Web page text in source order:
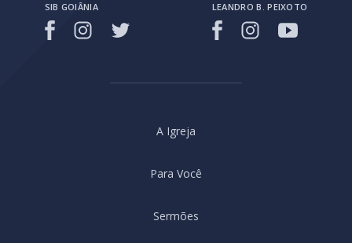
SIB GOIÂNIA LEANDRO B. PEIXOTO
A Igreja
Para Você
Sermões